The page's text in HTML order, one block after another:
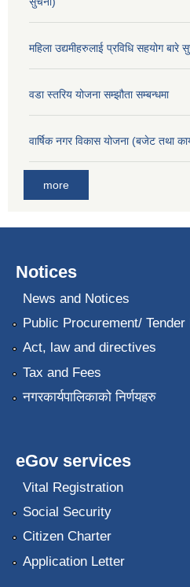
महिला उद्यमीहरुलाई प्रविधि सहयोग बारे
वडा स्तरिय योजना सम्झौता सम्बन्धमा
वार्षिक नगर विकास योजना (बजेट तथा
more
Notices
News and Notices
Public Procurement/ Tender
Act, law and directives
Tax and Fees
नगरकार्यपालिकाको निर्णयहरु
eGov services
Vital Registration
Social Security
Citizen Charter
Application Letter